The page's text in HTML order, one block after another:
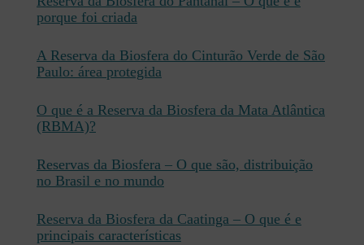
porque foi criada
A Reserva da Biosfera do Cinturão Verde de São
Paulo: área protegida
O que é a Reserva da Biosfera da Mata Atlântica
(RBMA)?
Reservas da Biosfera – O que são, distribuição
no Brasil e no mundo
Reserva da Biosfera da Caatinga – O que é e
principais características